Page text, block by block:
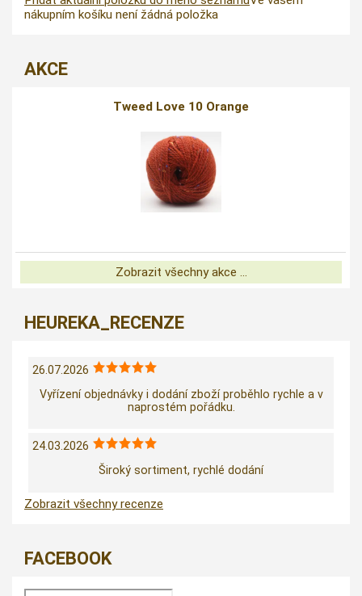
nákupním košíku není žádná položka
AKCE
Tweed Love 10 Orange
Zobrazit všechny akce ...
HEUREKA_RECENZE
26.07.2026
Vyřízení objednávky i dodání zboží proběhlo rychle a v
naprostém pořádku.
24.03.2026
Široký sortiment, rychlé dodání
Zobrazit všechny recenze
FACEBOOK